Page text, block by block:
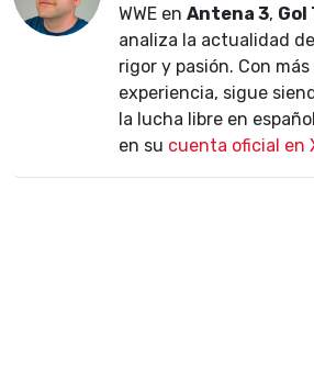
WWE en Antena 3, Gol
analiza la actualidad
rigor y pasión. Con
experiencia, sigue
la lucha libre en
en su cuenta oficial en